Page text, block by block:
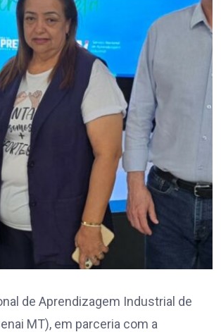
de Aprendizagem Industrial de
MT), em parceria com a